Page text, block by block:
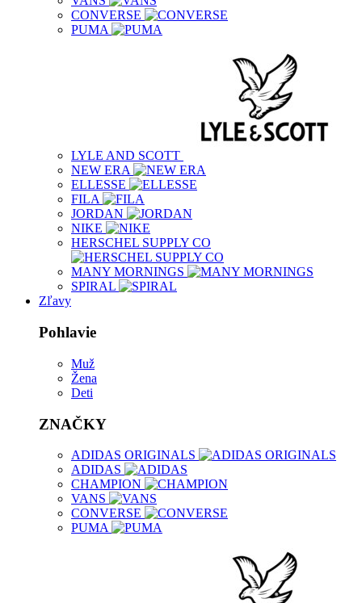
CONVERSE
PUMA
LYLE AND SCOTT
NEW ERA
ELLESSE
FILA
JORDAN
NIKE
HERSCHEL SUPPLY CO
MANY MORNINGS
SPIRAL
Zľavy
Pohlavie
Muž
Žena
Deti
ZNAČKY
ADIDAS ORIGINALS
ADIDAS
CHAMPION
VANS
CONVERSE
PUMA